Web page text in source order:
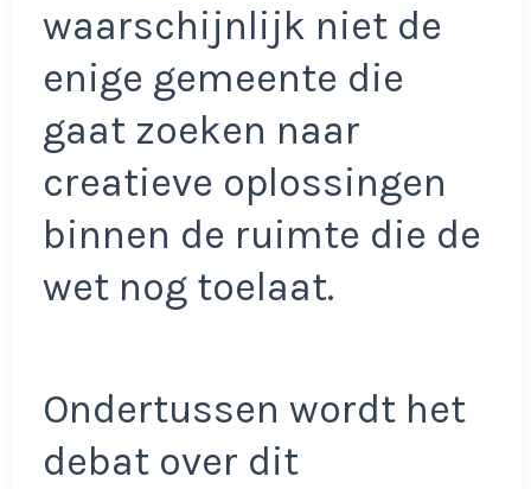
waarschijnlijk niet de
enige gemeente die
gaat zoeken naar
creatieve oplossingen
binnen de ruimte die de
wet nog toelaat.
Ondertussen wordt het
debat over dit